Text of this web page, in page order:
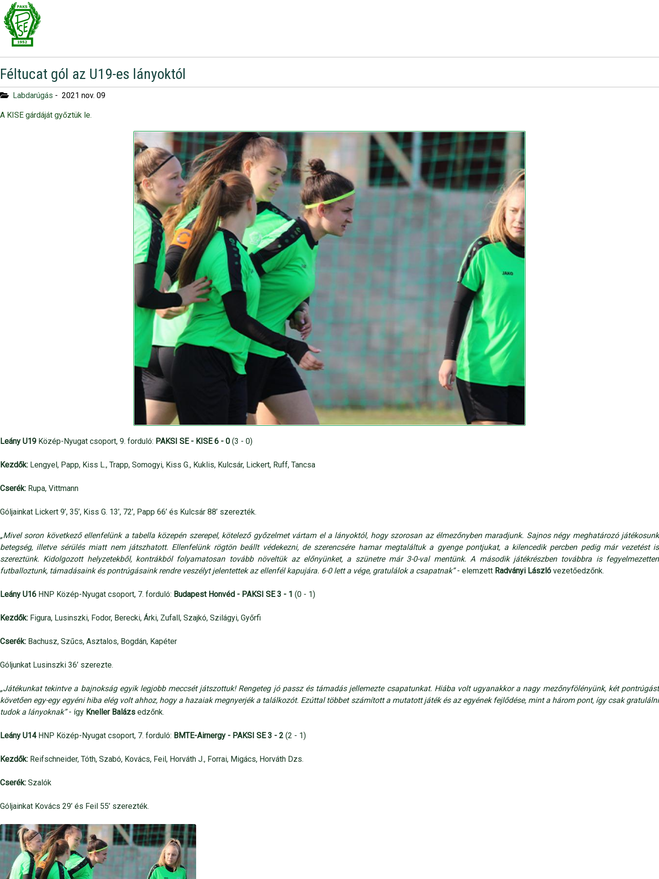
Féltucat gól az U19-es lányoktól
Labdarúgás - 2021 nov. 09
A KISE gárdáját győztük le.
Leány U19 Közép-Nyugat csoport, 9. forduló: PAKSI SE - KISE 6 - 0 (3 - 0)
Kezdők: Lengyel, Papp, Kiss L., Trapp, Somogyi, Kiss G., Kuklis, Kulcsár, Lickert, Ruff, Tancsa
Cserék: Rupa, Vittmann
Góljainkat Lickert 9’, 35’, Kiss G. 13’, 72’, Papp 66’ és Kulcsár 88’ szerezték.
„Mivel soron következő ellenfelünk a tabella közepén szerepel, kötelező győzelmet vártam el a lányoktól, hogy szorosan az élmezőnyben maradjunk. Sajnos négy meghatározó játékosunk
betegség, illetve sérülés miatt nem játszhatott. Ellenfelünk rögtön beállt védekezni, de szerencsére hamar megtaláltuk a gyenge pontjukat, a kilencedik percben pedig már vezetést is
szereztünk. Kidolgozott helyzetekből, kontrákból folyamatosan tovább növeltük az előnyünket, a szünetre már 3-0-val mentünk. A második játékrészben továbbra is fegyelmezetten
futballoztunk, támadásaink és pontrúgásaink rendre veszélyt jelentettek az ellenfél kapujára. 6-0 lett a vége, gratulálok a csapatnak”- elemzett Radványi László vezetőedzőnk.
Leány U16 HNP Közép-Nyugat csoport, 7. forduló: Budapest Honvéd - PAKSI SE 3 - 1 (0 - 1)
Kezdők: Figura, Lusinszki, Fodor, Berecki, Árki, Zufall, Szajkó, Szilágyi, Győrfi
Cserék: Bachusz, Szűcs, Asztalos, Bogdán, Kapéter
Góljunkat Lusinszki 36’ szerezte.
„Játékunkat tekintve a bajnokság egyik legjobb meccsét játszottuk! Rengeteg jó passz és támadás jellemezte csapatunkat. Hiába volt ugyanakkor a nagy mezőnyfölényünk, két pontrúgást
követően egy-egy egyéni hiba elég volt ahhoz, hogy a hazaiak megnyerjék a találkozót. Ezúttal többet számított a mutatott játék és az egyének fejlődése, mint a három pont, így csak gratulálni
tudok a lányoknak”- így Kneller Balázs edzőnk.
Leány U14 HNP Közép-Nyugat csoport, 7. forduló: BMTE-Airnergy - PAKSI SE 3 - 2 (2 - 1)
Kezdők: Reifschneider, Tóth, Szabó, Kovács, Feil, Horváth J., Forrai, Migács, Horváth Dzs.
Cserék: Szalók
Góljainkat Kovács 29’ és Feil 55’ szerezték.